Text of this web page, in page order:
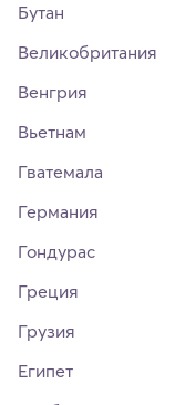
Бутан
Великобритания
Венгрия
Вьетнам
Гватемала
Германия
Гондурас
Греция
Грузия
Египет